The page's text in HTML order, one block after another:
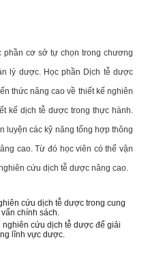
phần cơ sở tự chọn trong chương
lý dược. Học phần Dịch tễ dược
thức nâng cao về thiết kế nghiên
kế dịch tễ dược trong thực hành.
luyện các kỹ năng tổng hợp thông
cao. Từ đó học viên có thể vận
cứu dịch tễ dược nâng cao.
cứu dịch tễ dược trong cung
chính sách.
nghiên cứu dịch tễ dược để giải
lĩnh vực dược.